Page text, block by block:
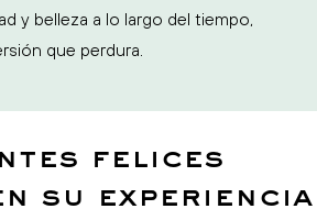
y belleza a lo largo del tiempo,
que perdura.
felices
su experiencia